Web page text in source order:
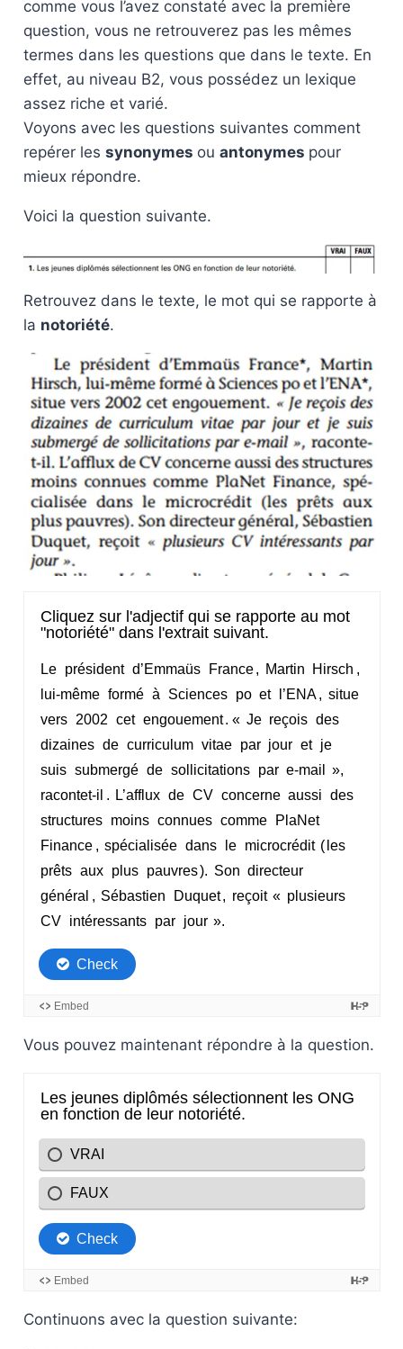
comme vous l’avez constaté avec la première
question, vous ne retrouverez pas les mêmes
termes dans les questions que dans le texte. En
effet, au niveau B2, vous possédez un lexique
assez riche et varié.
Voyons avec les questions suivantes comment
repérer les synonymes ou antonymes pour
mieux répondre.
Voici la question suivante.
Retrouvez dans le texte, le mot qui se rapporte à
la notoriété.
Vous pouvez maintenant répondre à la question.
Continuons avec la question suivante: